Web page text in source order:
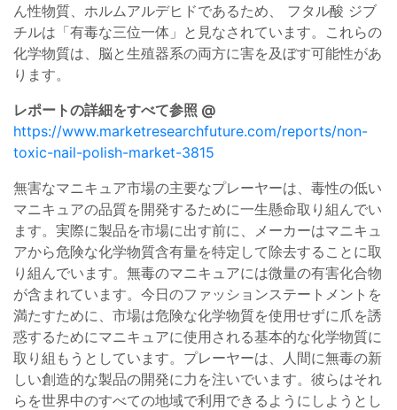
ん性物質、ホルムアルデヒドであるため、 フタル酸 ジブ
チルは「有毒な三位一体」と見なされています。これらの
化学物質は、脳と生殖器系の両方に害を及ぼす可能性があ
ります。
レポートの詳細をすべて参照 @
https://www.marketresearchfuture.com/reports/non-
toxic-nail-polish-market-3815
無害なマニキュア市場の主要なプレーヤーは、毒性の低い
マニキュアの品質を開発するために一生懸命取り組んでい
ます。実際に製品を市場に出す前に、メーカーはマニキュ
アから危険な化学物質含有量を特定して除去することに取
り組んでいます。無毒のマニキュアには微量の有害化合物
が含まれています。今日のファッションステートメントを
満たすために、市場は危険な化学物質を使用せずに爪を誘
惑するためにマニキュアに使用される基本的な化学物質に
取り組もうとしています。プレーヤーは、人間に無毒の新
しい創造的な製品の開発に力を注いでいます。彼らはそれ
らを世界中のすべての地域で利用できるようにしようとし